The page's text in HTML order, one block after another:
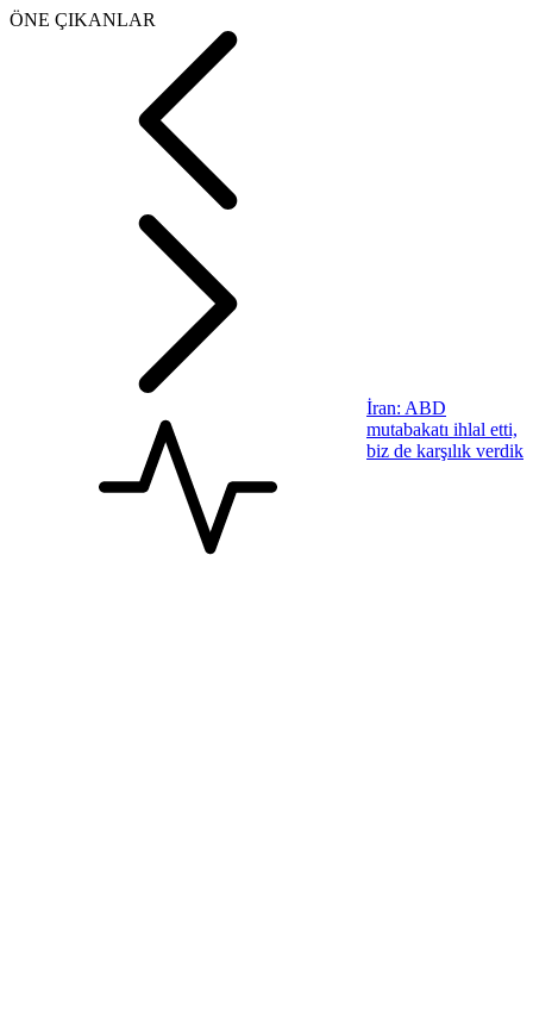
ÖNE ÇIKANLAR
İran: ABD
mutabakatı ihlal etti,
biz de karşılık verdik